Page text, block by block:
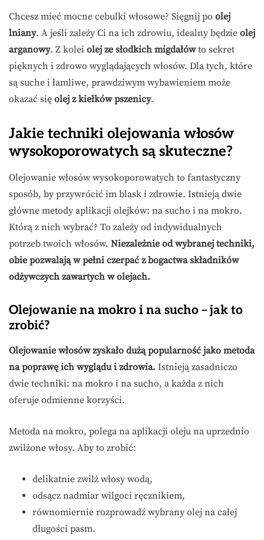
Chcesz mieć mocne cebulki włosowe? Sięgnij po olej
lniany. A jeśli zależy Ci na ich zdrowiu, idealny będzie olej
arganowy. Z kolei olej ze słodkich migdałówto sekret
pięknych i zdrowo wyglądających włosów. Dla tych, które
są suche i łamliwe, prawdziwym wybawieniem może
okazać się olej z kiełków pszenicy.
Jakie techniki olejowania włosów
wysokoporowatych są skuteczne?
Olejowanie włosów wysokoporowatych to fantastyczny
sposób, by przywrócić im blask i zdrowie. Istnieją dwie
główne metody aplikacji olejków: na sucho i na mokro.
Którą z nich wybrać? To zależy od indywidualnych
potrzeb twoich włosów. Niezależnie od wybranej techniki,
obie pozwalają w pełni czerpać z bogactwa składników
odżywczych zawartych w olejach.
Olejowanie na mokro i na sucho – jak to
zrobić?
Olejowanie włosów zyskało dużą popularność jako metoda
na poprawę ich wyglądu i zdrowia. Istnieją zasadniczo
dwie techniki: na mokro i na sucho, a każda z nich
oferuje odmienne korzyści.
Metoda na mokro, polega na aplikacji oleju na uprzednio
zwilżone włosy. Aby to zrobić:
delikatnie zwilż włosy wodą,
odsącz nadmiar wilgoci ręcznikiem,
równomiernie rozprowadź wybrany olej na całej
długości pasm.